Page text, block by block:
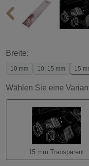
Breite:
10 mm 10; 15 mm 15
Wählen Sie eine
15 mm Transparent